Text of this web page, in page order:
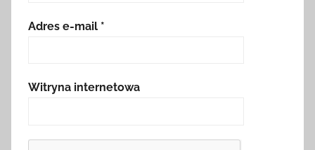
Adres e-mail *
Witryna internetowa